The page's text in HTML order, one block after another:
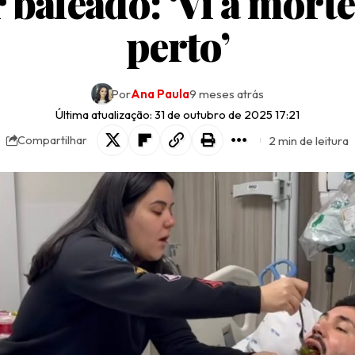
perto’
Última atualização: 31 de outubro de 2025 17:21
PorAna Paula9 meses atrás
Compartilhar 2 min de leitura